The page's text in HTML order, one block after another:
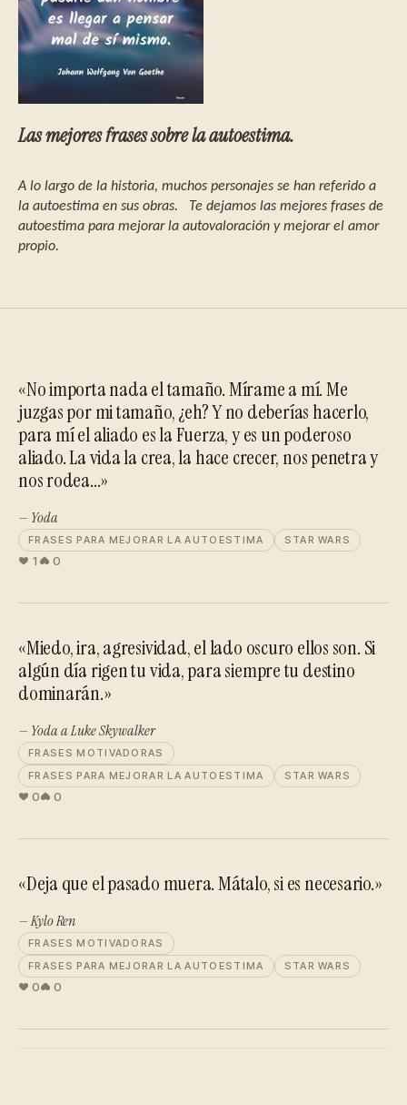
Las mejores frases sobre la autoestima.
A lo largo de la historia, muchos personajes se han referido a
la autoestima en sus obras.
Te dejamos las mejores frases de
autoestima para mejorar la autovaloración y mejorar el amor
propio.
«No importa nada el tamaño. Mírame a mí. Me
juzgas por mi tamaño, ¿eh? Y no deberías hacerlo,
para mí el aliado es la Fuerza, y es un poderoso
aliado. La vida la crea, la hace crecer, nos penetra y
nos rodea...»
— Yoda
FRASES PARA MEJORAR LA AUTOESTIMA STAR WARS
1 0
«Miedo, ira, agresividad, el lado oscuro ellos son. Si
algún día rigen tu vida, para siempre tu destino
dominarán.»
— Yoda a Luke Skywalker
FRASES MOTIVADORAS
FRASES PARA MEJORAR LA AUTOESTIMA
STAR WARS
0 0
«Deja que el pasado muera. Mátalo, si es necesario.»
— Kylo Ren
FRASES MOTIVADORAS
FRASES PARA MEJORAR LA AUTOESTIMA
STAR WARS
0 0